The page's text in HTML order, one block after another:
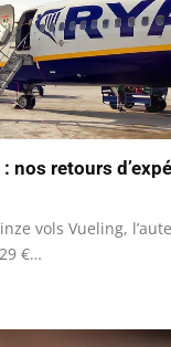
nos retours
vols Vueling,
€…